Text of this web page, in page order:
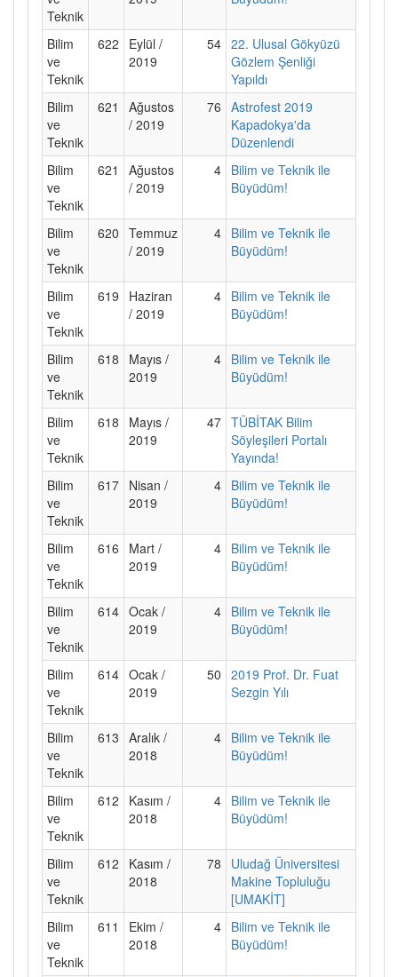
Teknik
Bilim
ve
Teknik
622
Eylül /
2019
54 22. Ulusal Gökyüzü
Gözlem Şenliği
Yapıldı
Bilim
ve
Teknik
621
Ağustos
/ 2019
76 Astrofest 2019
Kapadokya'da
Düzenlendi
Bilim
ve
Teknik
621
Ağustos
/ 2019
4 Bilim ve Teknik ile
Büyüdüm!
Bilim
ve
Teknik
620 Temmuz
/ 2019
4 Bilim ve Teknik ile
Büyüdüm!
Bilim
ve
Teknik
619
Haziran
/ 2019
4 Bilim ve Teknik ile
Büyüdüm!
Bilim
ve
Teknik
618
Mayıs /
2019
4 Bilim ve Teknik ile
Büyüdüm!
Bilim
ve
Teknik
618
Mayıs /
2019
47 TÜBİTAK Bilim
Söyleşileri Portalı
Yayında!
Bilim
ve
Teknik
617 Nisan /
2019
4 Bilim ve Teknik ile
Büyüdüm!
Bilim
ve
Teknik
616
Mart /
2019
4 Bilim ve Teknik ile
Büyüdüm!
Bilim
ve
Teknik
614 Ocak /
2019
4 Bilim ve Teknik ile
Büyüdüm!
Bilim
ve
Teknik
614 Ocak /
2019
50 2019 Prof. Dr. Fuat
Sezgin Yılı
Bilim
ve
Teknik
613 Aralık /
2018
4 Bilim ve Teknik ile
Büyüdüm!
Bilim
ve
Teknik
612
Kasım /
2018
4 Bilim ve Teknik ile
Büyüdüm!
Bilim
ve
Teknik
612
Kasım /
2018
78
Uludağ Üniversitesi
Makine Topluluğu
[UMAKİT]
Bilim
ve
Teknik
611
Ekim /
2018
4 Bilim ve Teknik ile
Büyüdüm!